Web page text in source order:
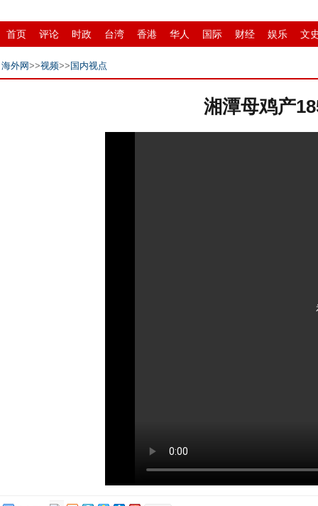
首页 评论 时政 台湾 香港 华人 国际 财经 娱乐 文
招商 县域 环保
海外网>>视频>> 国内视点
湘潭母鸡产